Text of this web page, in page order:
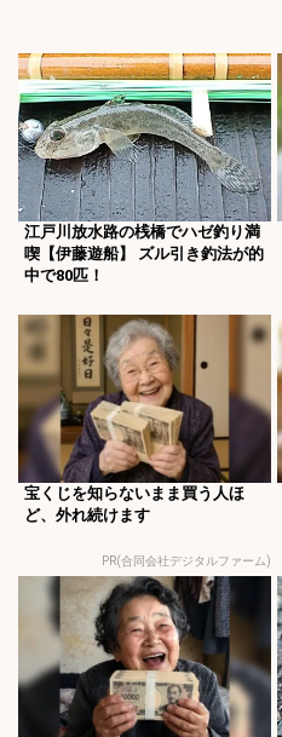
江戸川放水路の桟橋でハゼ釣り満
喫【伊藤遊船】 ズル引き釣法が的
中で80匹！
宝くじを知らないまま買う人ほ
ど、外れ続けます
PR(合同会社デジタルファーム)